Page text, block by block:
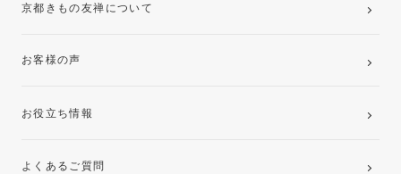
京都きもの友禅について
お客様の声
お役立ち情報
よくあるご質問